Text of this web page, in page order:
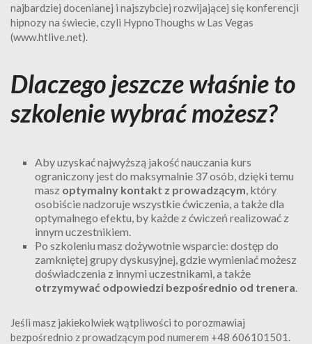
najbardziej docenianej i najszybciej rozwijającej się konferencji
hipnozy na świecie, czyli HypnoThoughs w Las Vegas
(www.htlive.net).
Dlaczego jeszcze właśnie to
szkolenie wybrać możesz?
Aby uzyskać najwyższą jakość nauczania kurs
ograniczony jest do maksymalnie 37 osób, dzięki temu
masz optymalny kontakt z prowadzącym, który
osobiście nadzoruje wszystkie ćwiczenia, a także dla
optymalnego efektu, by każde z ćwiczeń realizować z
innym uczestnikiem.
Po szkoleniu masz dożywotnie wsparcie: dostęp do
zamkniętej grupy dyskusyjnej, gdzie wymieniać możesz
doświadczenia z innymi uczestnikami, a także
otrzymywać odpowiedzi bezpośrednio od trenera.
Jeśli masz jakiekolwiek wątpliwości to porozmawiaj
bezpośrednio z prowadzącym pod numerem +48 606101501.